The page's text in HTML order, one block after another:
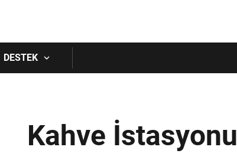
DESTEK
Kahve İstasyonu